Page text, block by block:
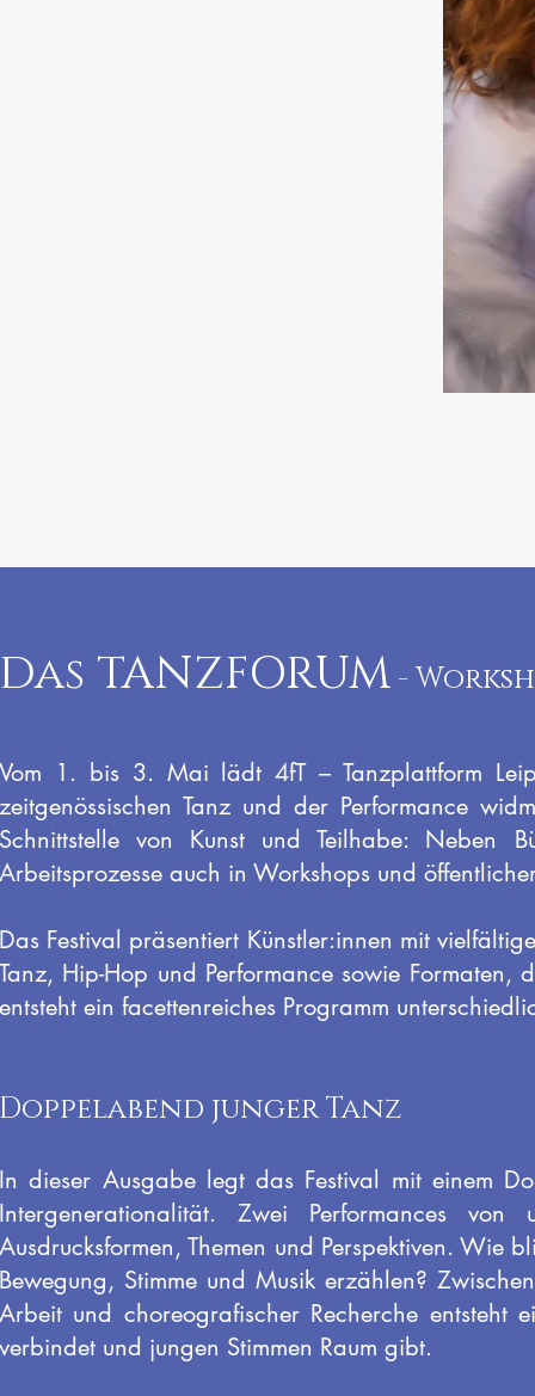
Das TANZFORUM -
Vom 1. bis 3. Mai lädt 4fT – Tanzplattform
zeitgenössischen Tanz und der Performance
Schnittstelle von Kunst und Teilhabe: Neben
Arbeitsprozesse auch in Workshops und
Das Festival präsentiert Künstler:innen mit
Tanz, Hip-Hop und Performance sowie
entsteht ein facettenreiches Programm
Doppelabend junger Tanz
In dieser Ausgabe legt das Festival mit einem
Intergenerationalität. Zwei Performances
Ausdrucksformen, Themen und Perspektiven. Wie
Bewegung, Stimme und Musik erzählen?
Arbeit und choreografischer Recherche entsteht
verbindet und jungen Stimmen Raum gibt.